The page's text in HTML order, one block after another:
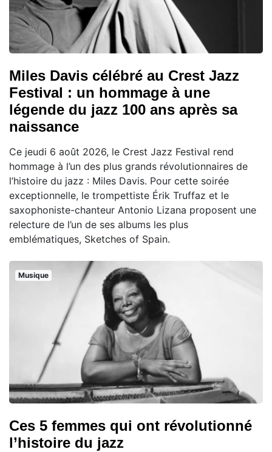
Miles Davis célébré au Crest Jazz
Festival : un hommage à une
légende du jazz 100 ans après sa
naissance
Ce jeudi 6 août 2026, le Crest Jazz Festival rend
hommage à l’un des plus grands révolutionnaires de
l’histoire du jazz : Miles Davis. Pour cette soirée
exceptionnelle, le trompettiste Érik Truffaz et le
saxophoniste-chanteur Antonio Lizana proposent une
relecture de l’un de ses albums les plus
emblématiques, Sketches of Spain.
Musique
Ces 5 femmes qui ont révolutionné
l’histoire du jazz